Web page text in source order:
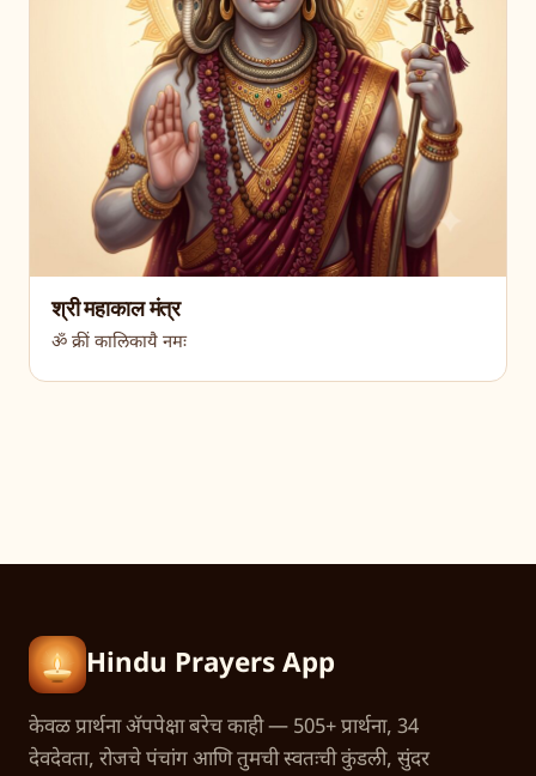
श्री महाकाल मंत्र
ॐ क्रीं कालिकायै नमः
Hindu Prayers App
केवळ प्रार्थना अ‍ॅपपेक्षा बरेच काही — 505+ प्रार्थना, 34
देवदेवता, रोजचे पंचांग आणि तुमची स्वतःची कुंडली, सुंदर